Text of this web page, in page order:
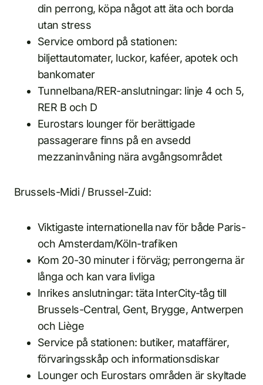
din perrong, köpa något att äta och borda
utan stress
Service ombord på stationen:
biljettautomater, luckor, kaféer, apotek och
bankomater
Tunnelbana/RER-anslutningar: linje 4 och 5,
RER B och D
Eurostars lounger för berättigade
passagerare finns på en avsedd
mezzaninvåning nära avgångsområdet
Brussels-Midi / Brussel-Zuid:
Viktigaste internationella nav för både Paris-
och Amsterdam/Köln-trafiken
Kom 20-30 minuter i förväg; perrongerna är
långa och kan vara livliga
Inrikes anslutningar: täta InterCity-tåg till
Brussels-Central, Gent, Brygge, Antwerpen
och Liège
Service på stationen: butiker, mataffärer,
förvaringsskåp och informationsdiskar
Lounger och Eurostars områden är skyltade